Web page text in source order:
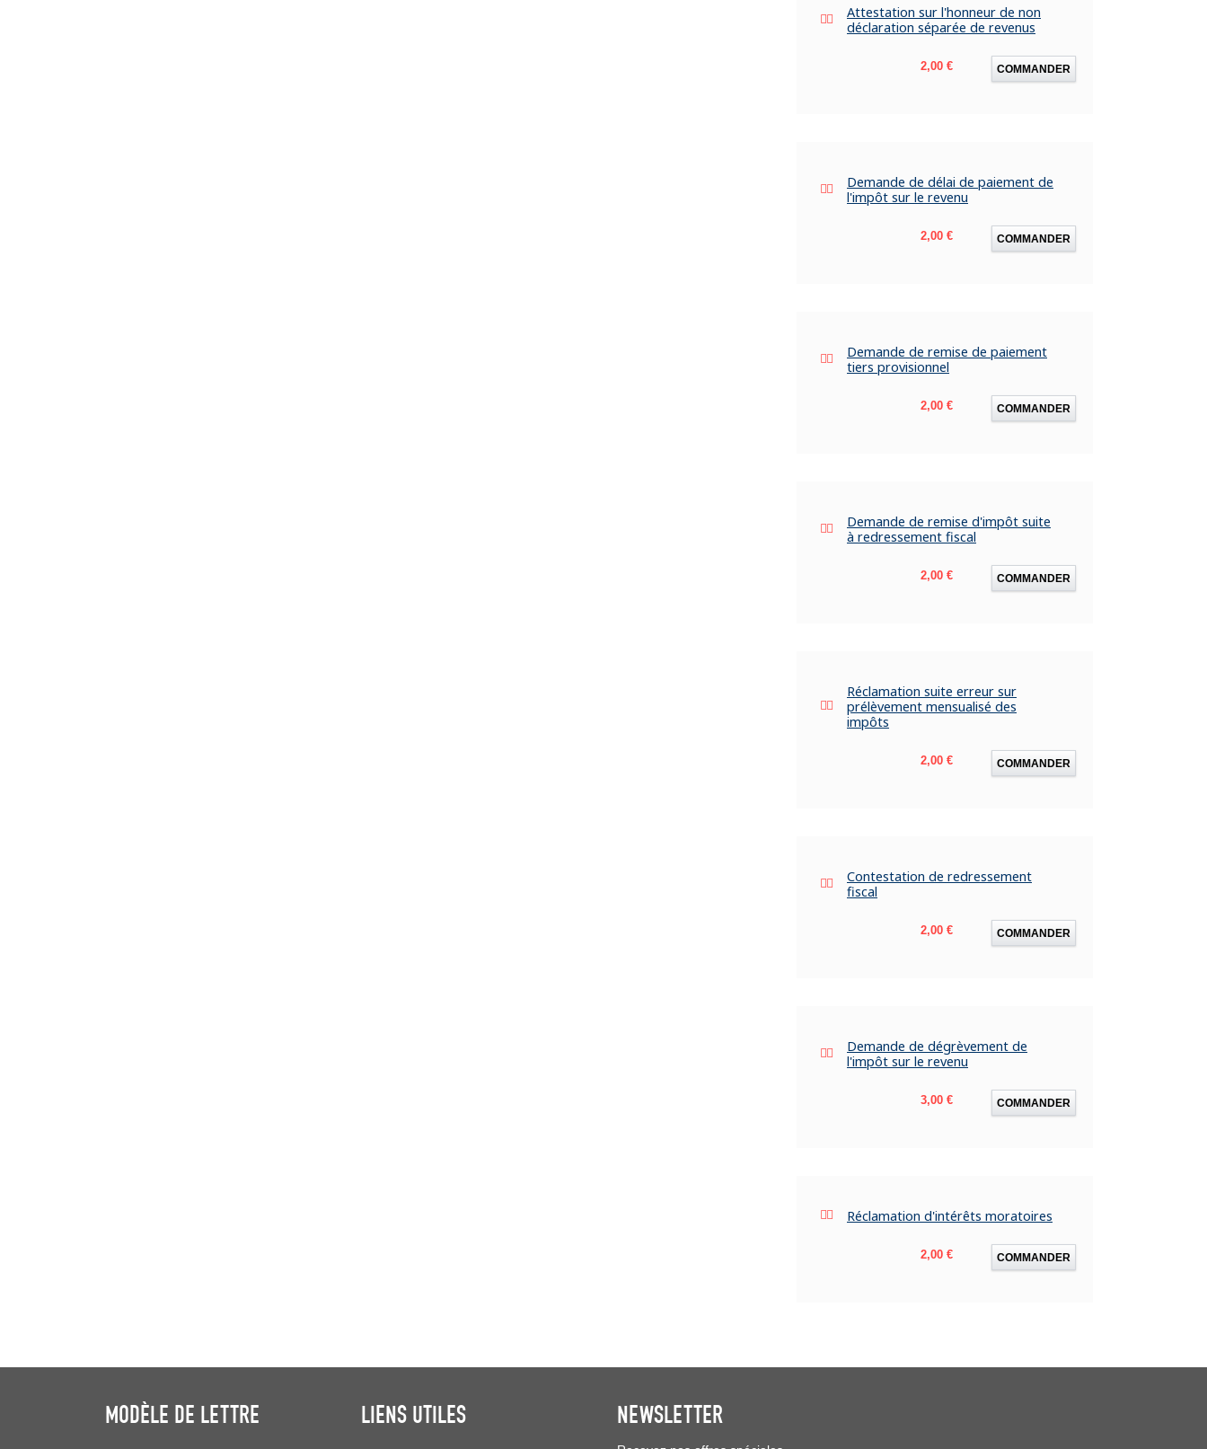
Attestation sur l'honneur de non
déclaration séparée de revenus
Prix
2,00 € COMMANDER
Demande de délai de paiement de
l'impôt sur le revenu
Prix
2,00 € COMMANDER
Demande de remise de paiement
tiers provisionnel
Prix
2,00 € COMMANDER
Demande de remise d'impôt suite
à redressement fiscal
Prix
2,00 € COMMANDER
Réclamation suite erreur sur
prélèvement mensualisé des
impôts
Prix
2,00 € COMMANDER
Contestation de redressement
fiscal
Prix
2,00 € COMMANDER
Demande de dégrèvement de
l'impôt sur le revenu
Prix
3,00 € COMMANDER
Réclamation d'intérêts moratoires
Prix
2,00 € COMMANDER
MODÈLE DE LETTRE LIENS UTILES NEWSLETTER